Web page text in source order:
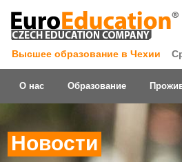
Высшее образование в Чехии
О нас Образование
Новости